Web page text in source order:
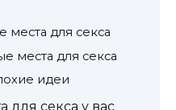
для секса
места для секса
идеи
для секса у вас